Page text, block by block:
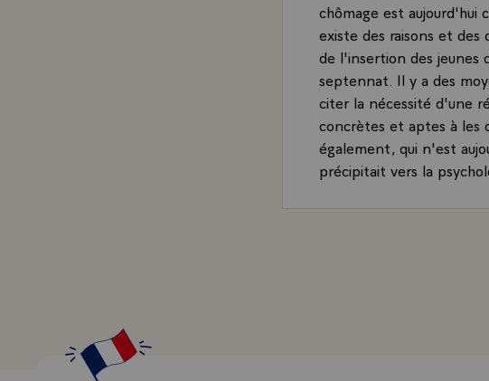
chômage est
existe des raisons et
de l'insertion des jeunes
septennat. Il y a des
citer la nécessité d'une
concrètes et aptes à les
également, qui n'est
précipitait vers la
il faut un meilleur
comprendre
moral d'insertion à